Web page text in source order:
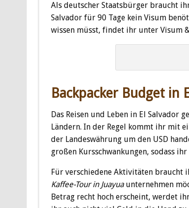
Als deutscher Staatsbürger braucht
Salvador für 90 Tage kein Visum
wissen müsst, findet ihr unter Visum
Backpacker Budget in
Das Reisen und Leben in El Salvador
Ländern. In der Regel kommt ihr mit
der Landeswährung um den USD
großen Kursschwankungen, sodass
Für verschiedene Aktivitäten braucht
Kaffee-Tour in Juayuaunternehmen
Betrag recht hoch erscheint, werdet